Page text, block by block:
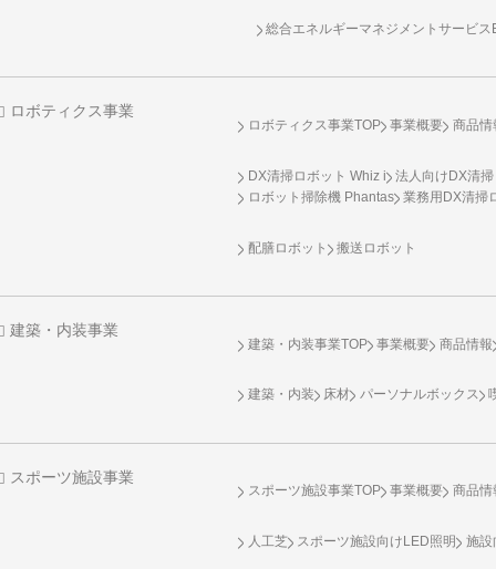
総合エネルギーマネジメントサービ
ロボティクス事業
ロボティクス事業TOP 事業概要 商品情
DX清掃ロボット Whiz i
法人向けDX清
ロボット掃除機 Phantas
業務用DX清掃
配膳ロボット 搬送ロボット
建築・内装事業
建築・内装事業TOP 事業概要 商品情報
建築・内装 床材 パーソナルボックス
スポーツ施設事業
スポーツ施設事業TOP 事業概要 商品情
人工芝 スポーツ施設向け LED照明 施設